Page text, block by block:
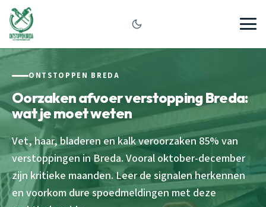
ONTSTOPPEN BREDA
Oorzaken afvoer verstopping Breda:
wat je moet weten
Vet, haar, bladeren en kalk veroorzaken 85% van
verstoppingen in Breda. Vooral oktober-december
zijn kritieke maanden. Leer de signalen herkennen
en voorkom dure spoedmeldingen met deze